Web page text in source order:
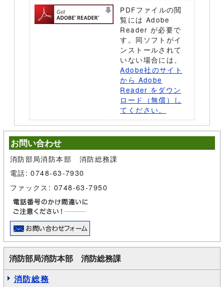
PDFファイルの閲
覧には Adobe
Reader が必要で
す。同ソフトがイ
ンストールされて
いない場合には、
Adobe社のサイト
から Adobe
Reader をダウン
ロード（無償）し
てください。
お問い合わせ
消防部局消防本部 消防総務課
電話: 0748-63-7930
ファックス: 0748-63-7950
消防部局消防本部 消防総務課
消防総務